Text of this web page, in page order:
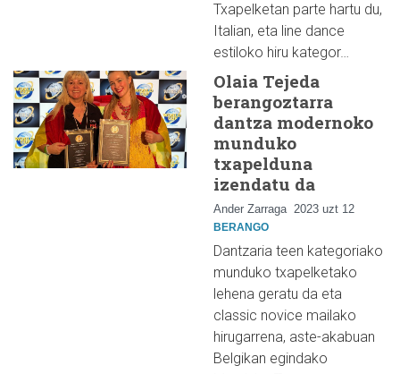
Txapelketan parte hartu du,
Italian, eta line dance
estiloko hiru kategor…
Olaia Tejeda
berangoztarra
dantza modernoko
munduko
txapelduna
izendatu da
Ander Zarraga 2023 uzt 12
BERANGO
Dantzaria teen kategoriako
munduko txapelketako
lehena geratu da eta
classic novice mailako
hirugarrena, aste-akabuan
Belgikan egindako